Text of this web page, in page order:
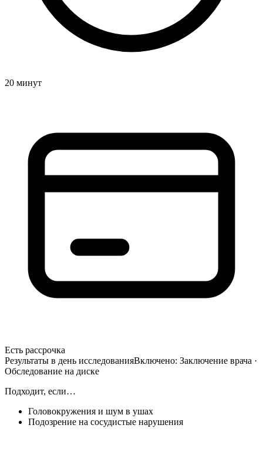
20 минут
Есть рассрочка
Результаты в день исследованияВключено: Заключение врача ·
Обследование на диске
Подходит, если…
Головокружения и шум в ушах
Подозрение на сосудистые нарушения